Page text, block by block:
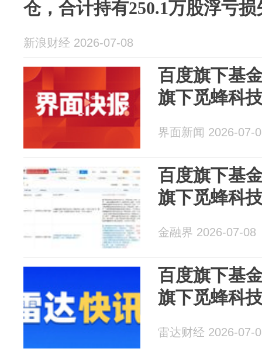
仓，合计持有250.1万股浮亏损
新浪财经 2026-07-08
百度旗下基
旗下觅蜂科
界面新闻 2026-07-
百度旗下基
旗下觅蜂科
金融界 2026-07-08
百度旗下基
旗下觅蜂科
雷达财经 2026-07-